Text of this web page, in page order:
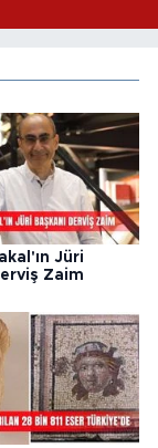
Jüri
Zaim